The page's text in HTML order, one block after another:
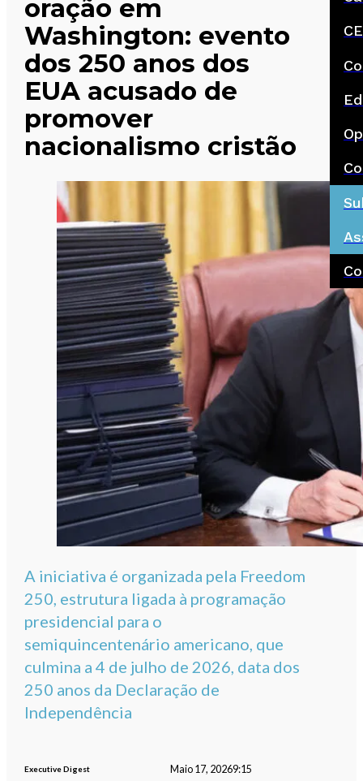
oração em
Washington: evento
dos 250 anos dos
EUA acusado de
promover
nacionalismo cristão
A iniciativa é organizada pela Freedom
250, estrutura ligada à programação
presidencial para o
semiquincentenário americano, que
culmina a 4 de julho de 2026, data dos
250 anos da Declaração de
Independência
Executive Digest Maio 17, 20269:15